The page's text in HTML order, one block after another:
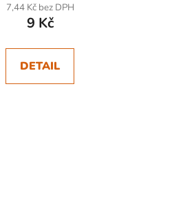
7,44 Kč bez DPH
9 Kč
DETAIL